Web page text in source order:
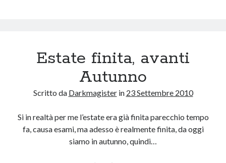
Estate finita, avanti
Autunno
Scritto da Darkmagisterin 23 Settembre 2010
Si in realtà per me l’estate era già finita parecchio tempo
fa, causa esami, ma adesso è realmente finita, da oggi
siamo in autunno, quindi…